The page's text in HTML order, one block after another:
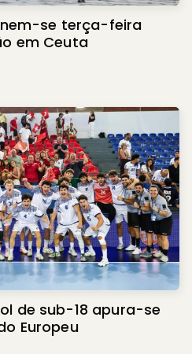
se terça-feira
em Ceuta
de sub-18 apura-se
Europeu